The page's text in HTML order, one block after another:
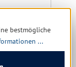
bestmögliche
...